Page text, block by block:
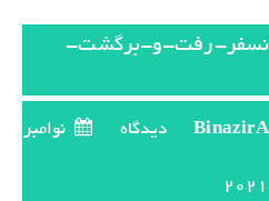
رفت-و-برگشت-
نوامبر